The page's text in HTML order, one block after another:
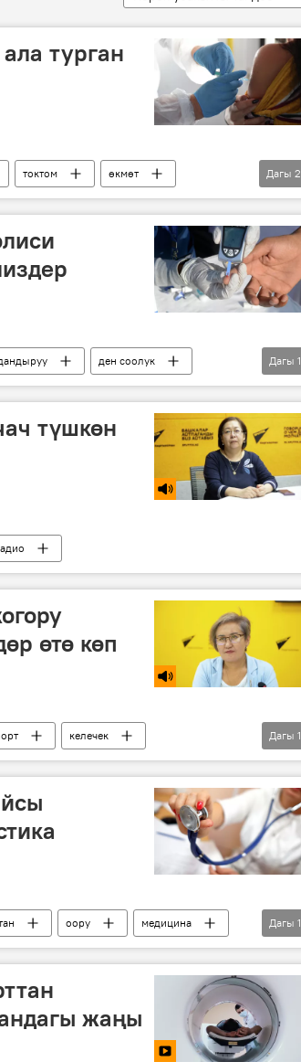
турган
токтом
өкмөт
Дагы 2
ден соолук
Дагы 1
түшкөн
өтө көп
келечек
Дагы 1
оору
медицина
Дагы 1
жаңы